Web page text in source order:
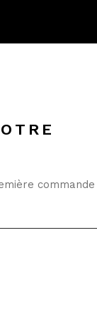
commande